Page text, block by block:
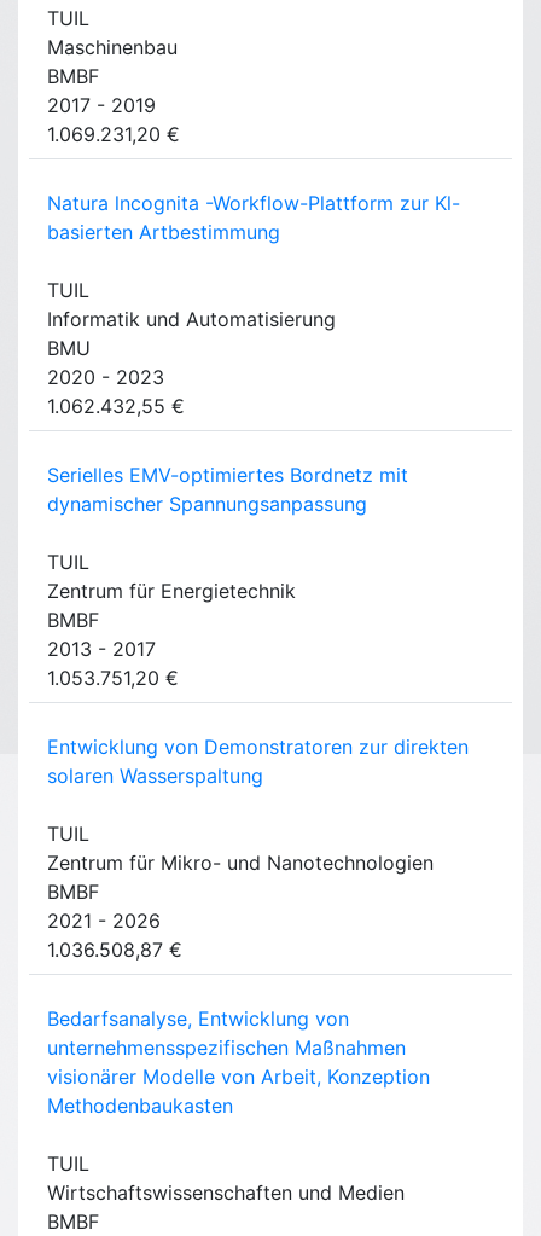
TUIL
Maschinenbau
BMBF
2017 - 2019
1.069.231,20 €
Natura lncognita -Workflow-Plattform zur Kl-
basierten Artbestimmung
TUIL
Informatik und Automatisierung
BMU
2020 - 2023
1.062.432,55 €
Serielles EMV-optimiertes Bordnetz mit
dynamischer Spannungsanpassung
TUIL
Zentrum für Energietechnik
BMBF
2013 - 2017
1.053.751,20 €
Entwicklung von Demonstratoren zur direkten
solaren Wasserspaltung
TUIL
Zentrum für Mikro- und Nanotechnologien
BMBF
2021 - 2026
1.036.508,87 €
Bedarfsanalyse, Entwicklung von
unternehmensspezifischen Maßnahmen
visionärer Modelle von Arbeit, Konzeption
Methodenbaukasten
TUIL
Wirtschaftswissenschaften und Medien
BMBF